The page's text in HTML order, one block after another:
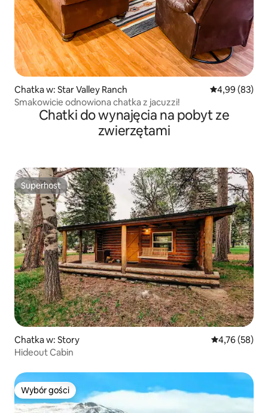
Chatka w: Star Valley Ranch Średnia
4,99 (83)
Smakowicie odnowiona chatka z jacuzzi!
Chatki do wynajęcia na pobyt ze
zwierzętami
Superhost
Superhost
Chatka w: Story Średnia
4,76 (58)
Hideout Cabin
Wybór gości
Wybór gości